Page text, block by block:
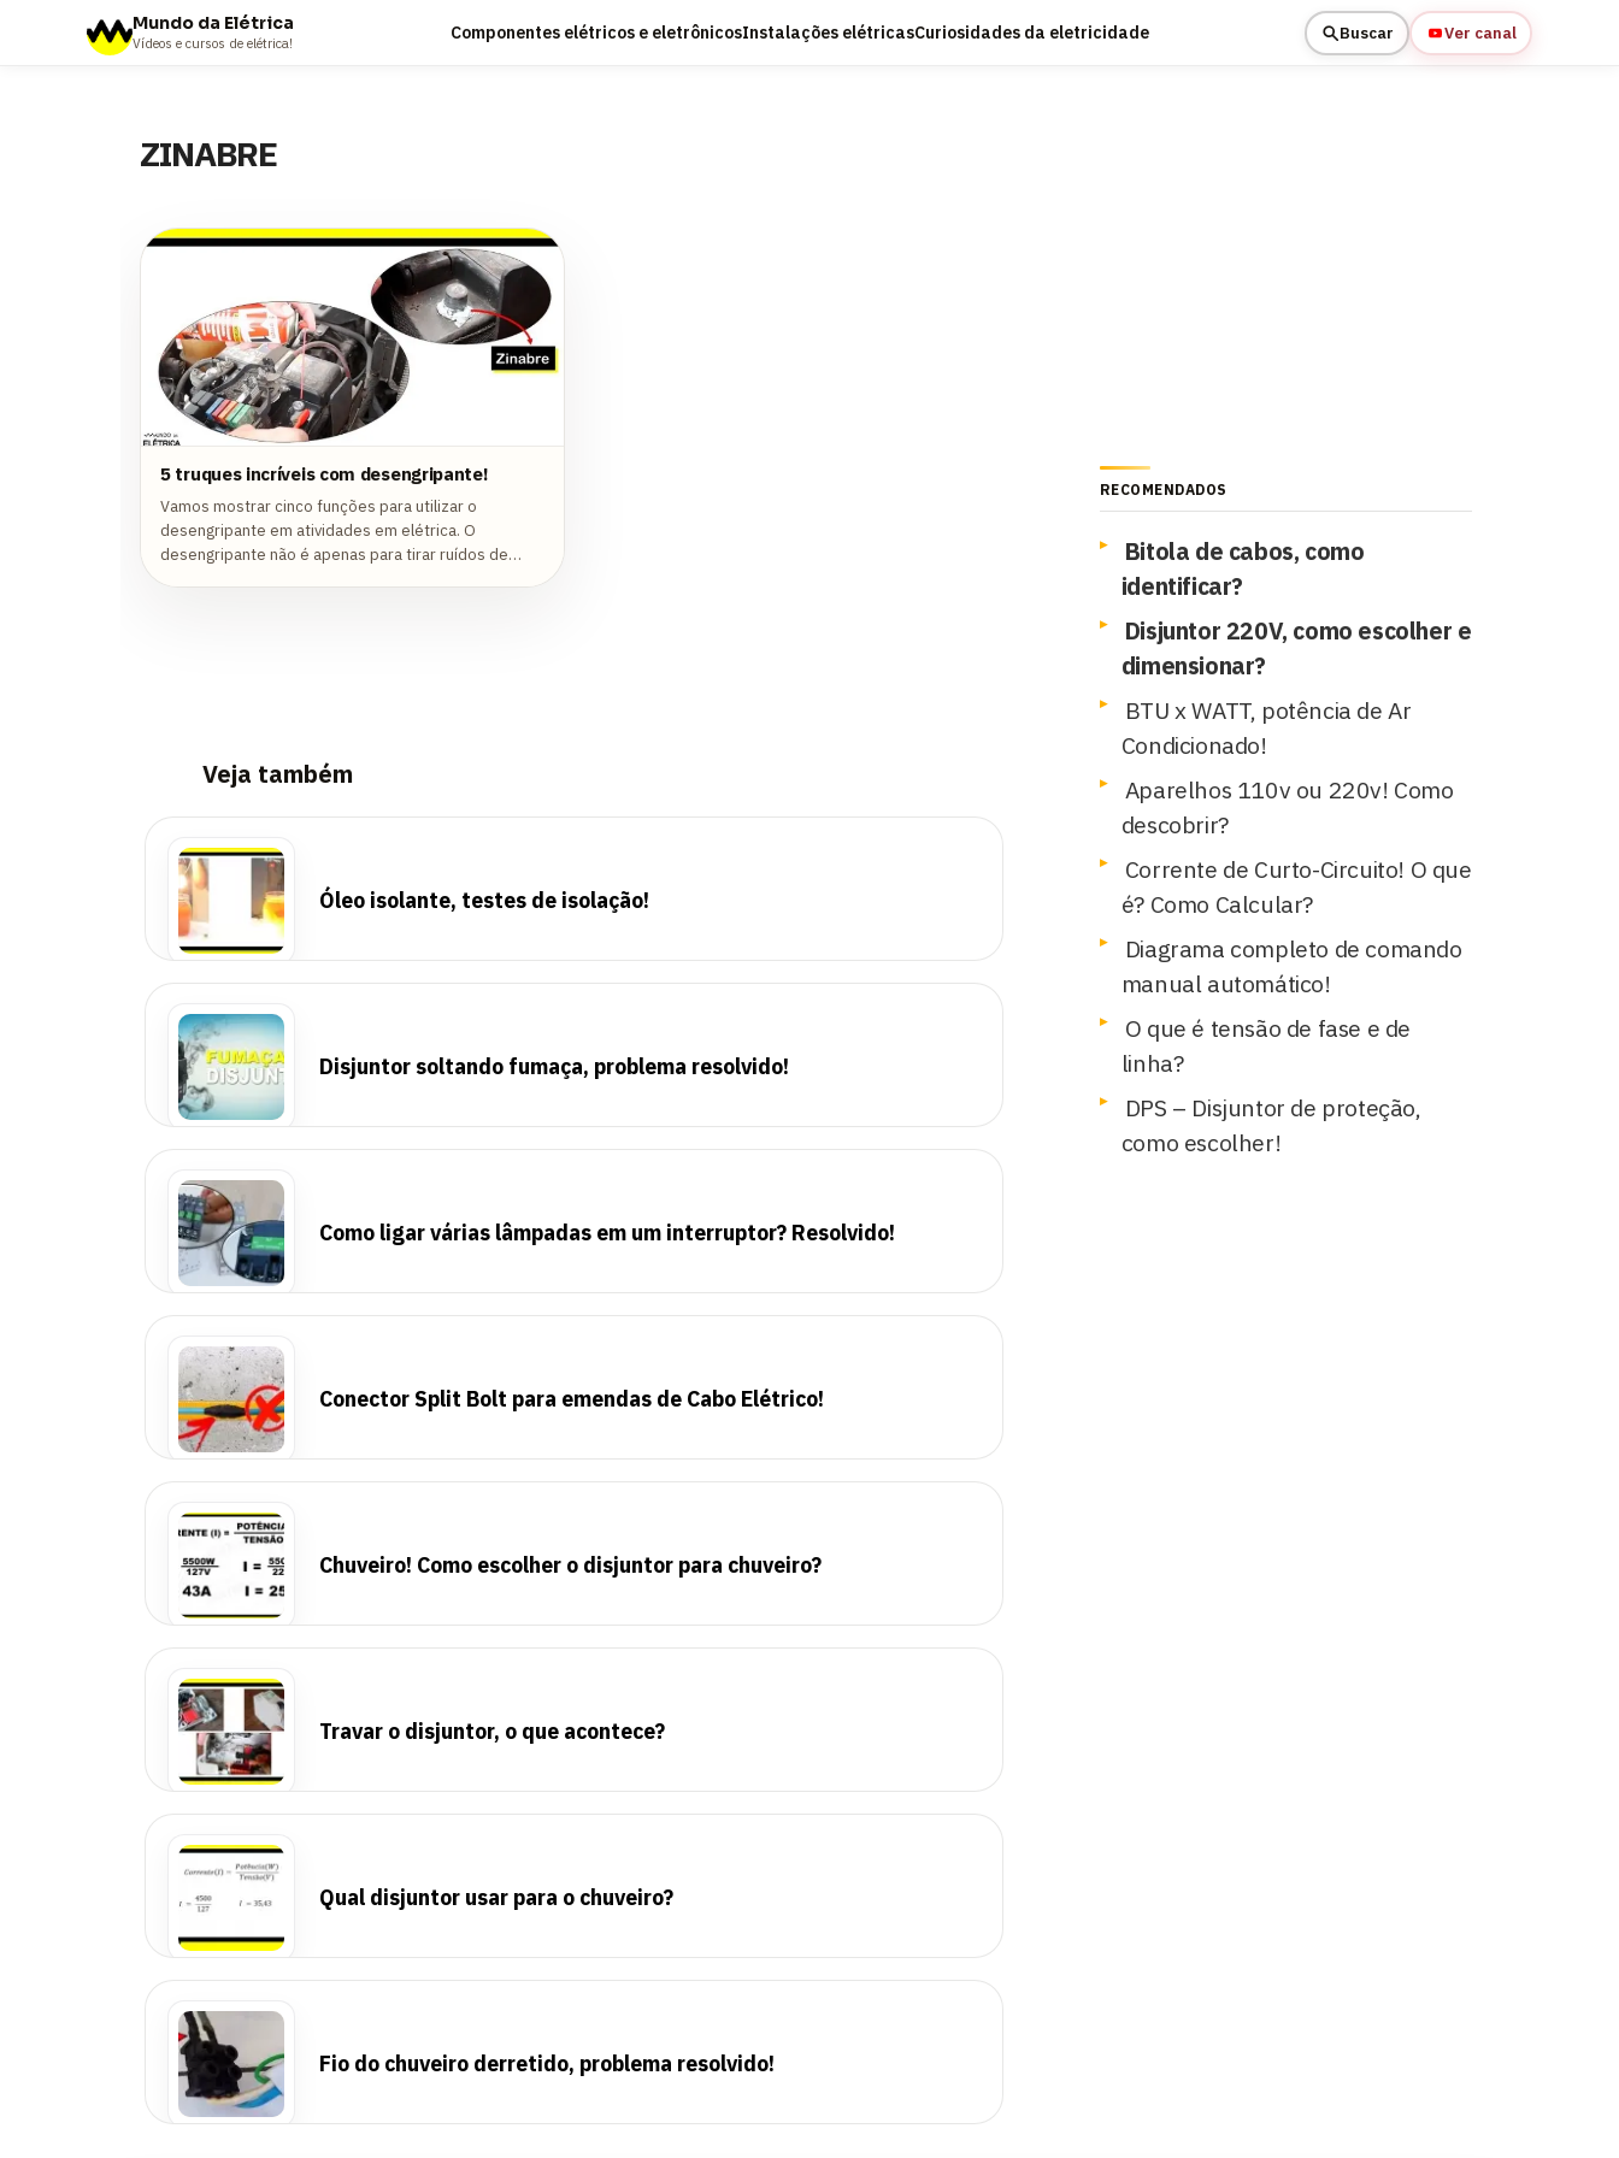
Mundo da Elétrica
Vídeos e cursos de elétrica! Componentes elétricos e eletrônicosInstalações elétricasCuriosidades da eletricidade Buscar Ver canal
ZINABRE
5 truques incríveis com desengripante!
Vamos mostrar cinco funções para utilizar o
desengripante em atividades em elétrica. O
desengripante não é apenas para tirar ruídos de
Veja também
Óleo isolante, testes de isolação!
Disjuntor soltando fumaça, problema resolvido!
Como ligar várias lâmpadas em um interruptor? Resolvido!
Conector Split Bolt para emendas de Cabo Elétrico!
Chuveiro! Como escolher o disjuntor para chuveiro?
Travar o disjuntor, o que acontece?
Qual disjuntor usar para o chuveiro?
Fio do chuveiro derretido, problema resolvido!
RECOMENDADOS
Bitola de cabos, como
identificar?
Disjuntor 220V, como escolher e
dimensionar?
BTU x WATT, potência de Ar
Condicionado!
Aparelhos 110v ou 220v! Como
descobrir?
Corrente de Curto-Circuito! O que
é? Como Calcular?
Diagrama completo de comando
manual automático!
O que é tensão de fase e de
linha?
DPS – Disjuntor de proteção,
como escolher!